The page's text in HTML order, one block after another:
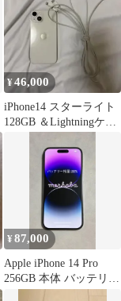
¥46,000
iPhone14 スターライト
128GB ＆Lightningケー
¥87,000
Apple iPhone 14 Pro
256GB 本体 バッテリー